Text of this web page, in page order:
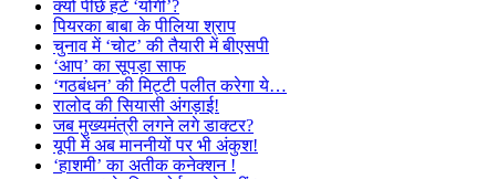
क्यों पीछे हटे ‘योगी’?
पियरका बाबा के पीलिया श्राप
चुनाव में ‘चोट’ की तैयारी में बीएसपी
‘आप’ का सूपड़ा साफ
‘गठबंधन’ की मिट्टी पलीत करेगा ये…
रालोद की सियासी अंगड़ाई!
जब मुख्यमंत्री लगने लगे डाक्टर?
यूपी में अब माननीयों पर भी अंकुश!
‘हाशमी’ का अतीक कनेक्शन !